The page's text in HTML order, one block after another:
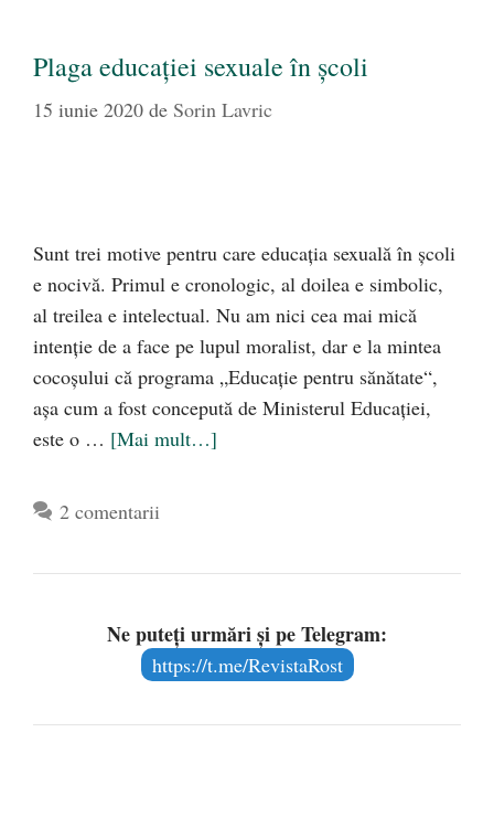
Plaga educației sexuale în școli
15 iunie 2020 de Sorin Lavric
Sunt trei motive pentru care educaţia sexuală în şcoli
e nocivă. Primul e cronologic, al doilea e simbolic,
al treilea e intelectual. Nu am nici cea mai mică
intenţie de a face pe lupul moralist, dar e la mintea
cocoşului că programa „Educaţie pentru sănătate“,
aşa cum a fost concepută de Ministerul Educaţiei,
este o … [Mai mult…]
2 comentarii
Ne puteți urmări și pe Telegram:
https://t.me/RevistaRost